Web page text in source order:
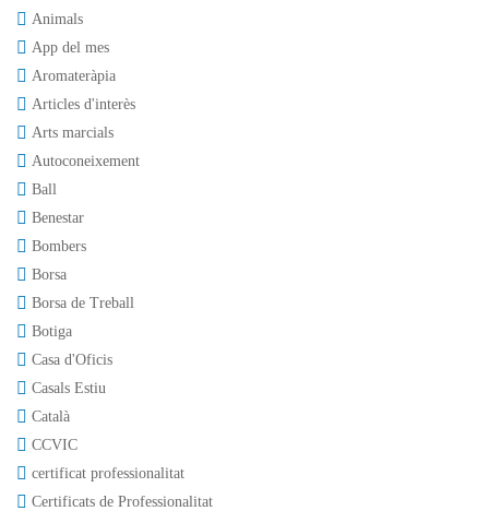
Animals
App del mes
Aromateràpia
Articles d'interès
Arts marcials
Autoconeixement
Ball
Benestar
Bombers
Borsa
Borsa de Treball
Botiga
Casa d'Oficis
Casals Estiu
Català
CCVIC
certificat professionalitat
Certificats de Professionalitat